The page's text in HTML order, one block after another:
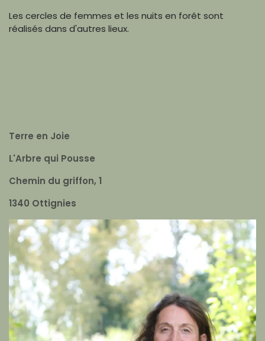
Les cercles de femmes et les nuits en forêt sont
réalisés dans d'autres lieux.
Terre en Joie
L'Arbre qui Pousse
Chemin du griffon, 1
1340 Ottignies